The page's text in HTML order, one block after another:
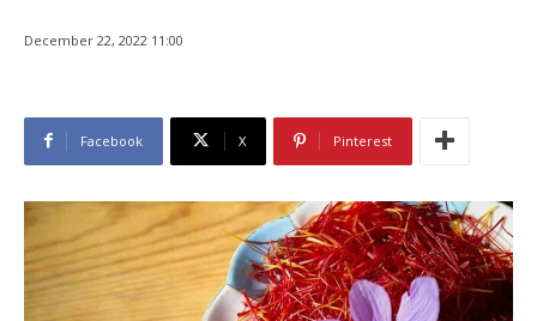
December 22, 2022 11:00
Facebook X Pinterest